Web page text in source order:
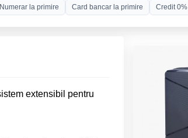
Numerar la primire Card bancar la primire Credit 0%
extensibil pentru